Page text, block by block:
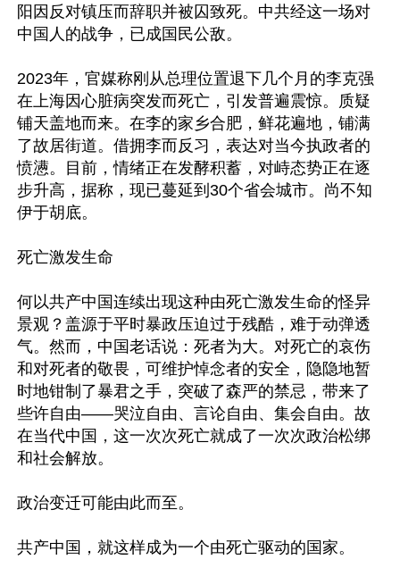
阳因反对镇压而辞职并被囚致死。中共经这一场对
中国人的战争，已成国民公敌。
2023年，官媒称刚从总理位置退下几个月的李克强
在上海因心脏病突发而死亡，引发普遍震惊。质疑
铺天盖地而来。在李的家乡合肥，鲜花遍地，铺满
了故居街道。借拥李而反习，表达对当今执政者的
愤懑。目前，情绪正在发酵积蓄，对峙态势正在逐
步升高，据称，现已蔓延到30个省会城市。尚不知
伊于胡底。
死亡激发生命
何以共产中国连续出现这种由死亡激发生命的怪异
景观？盖源于平时暴政压迫过于残酷，难于动弹透
气。然而，中国老话说：死者为大。对死亡的哀伤
和对死者的敬畏，可维护悼念者的安全，隐隐地暂
时地钳制了暴君之手，突破了森严的禁忌，带来了
些许自由——哭泣自由、言论自由、集会自由。故
在当代中国，这一次次死亡就成了一次次政治松绑
和社会解放。
政治变迁可能由此而至。
共产中国，就这样成为一个由死亡驱动的国家。